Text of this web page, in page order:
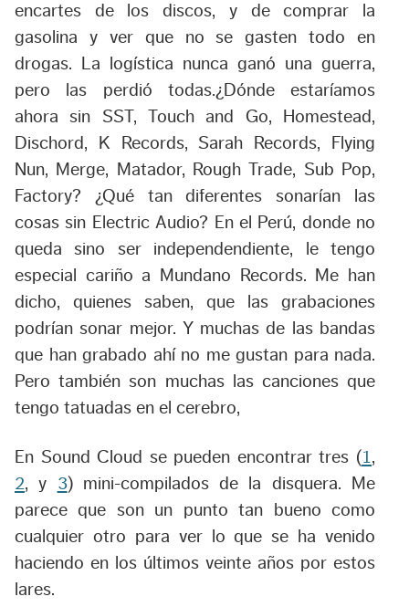
encartes de los discos, y de comprar la
gasolina y ver que no se gasten todo en
drogas. La logística nunca ganó una guerra,
pero las perdió todas.¿Dónde estaríamos
ahora sin SST, Touch and Go, Homestead,
Dischord, K Records, Sarah Records, Flying
Nun, Merge, Matador, Rough Trade, Sub Pop,
Factory? ¿Qué tan diferentes sonarían las
cosas sin Electric Audio? En el Perú, donde no
queda sino ser independendiente, le tengo
especial cariño a Mundano Records. Me han
dicho, quienes saben, que las grabaciones
podrían sonar mejor. Y muchas de las bandas
que han grabado ahí no me gustan para nada.
Pero también son muchas las canciones que
tengo tatuadas en el cerebro,
En Sound Cloud se pueden encontrar tres (1 ,
2, y 3) mini-compilados de la disquera. Me
parece que son un punto tan bueno como
cualquier otro para ver lo que se ha venido
haciendo en los últimos veinte años por estos
lares.